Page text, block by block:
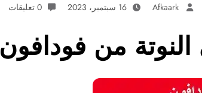
Afkaark 16 سبتمبر، 2023 0 تعليقات
من فودافون